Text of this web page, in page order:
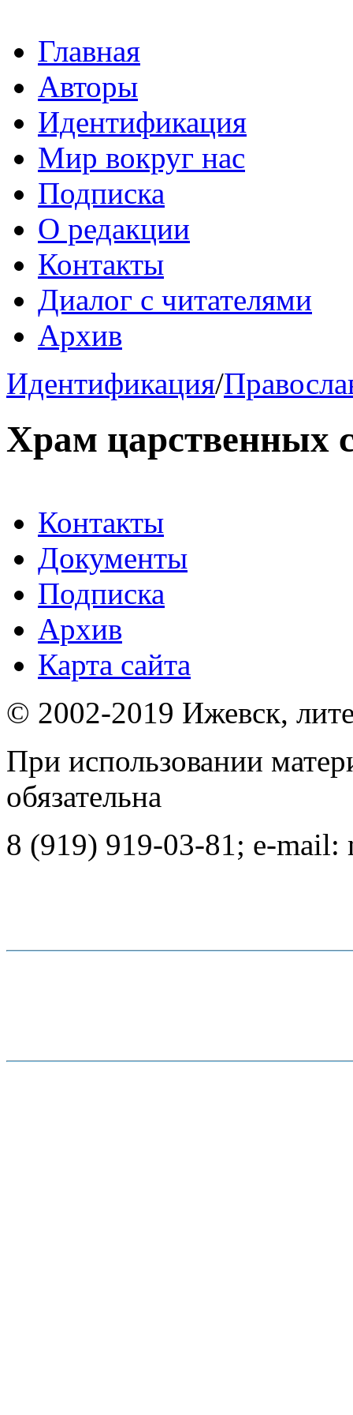
Главная
Авторы
Идентификация
Мир вокруг нас
Подписка
О редакции
Контакты
Диалог с читателями
Архив
Идентификация/
Храм царственных
Контакты
Документы
Подписка
Архив
Карта сайта
© 2002-2019 Ижевск,
При использовании
обязательна
8 (919) 919-03-81; e-mail: